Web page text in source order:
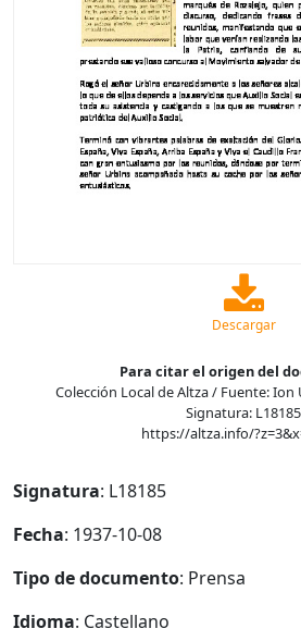
Descargar
Para citar el origen del
Colección Local de Altza / Fuente:
Signatura: L18185
https://altza.info/
Signatura: L18185
Fecha: 1937-10-08
Tipo de documento: Prensa
Idioma: Castellano